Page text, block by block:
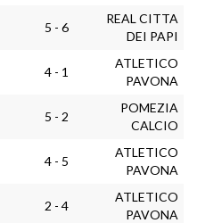
5 - 6
REAL CITTA
DEI PAPI
4 - 1
ATLETICO
PAVONA
5 - 2
POMEZIA
CALCIO
4 - 5
ATLETICO
PAVONA
2 - 4
ATLETICO
PAVONA